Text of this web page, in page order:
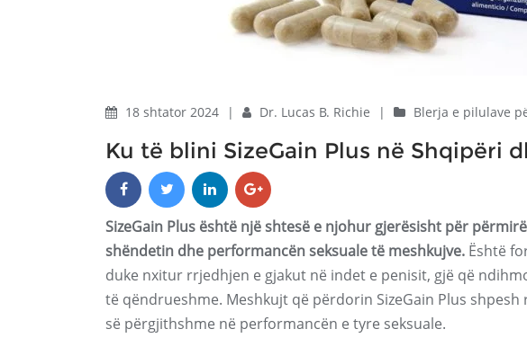
18 shtator 2024 | Dr. Lucas B. Richie | Blerja e pilulave
Ku të blini SizeGain Plus në Shqipëri
SizeGain Plus është një shtesë e njohur gjerësisht për
shëndetin dhe performancën seksuale të meshkujve. Është
duke nxitur rrjedhjen e gjakut në indet e penisit, gjë që
të qëndrueshme. Meshkujt që përdorin SizeGain Plus
së përgjithshme në performancën e tyre seksuale.